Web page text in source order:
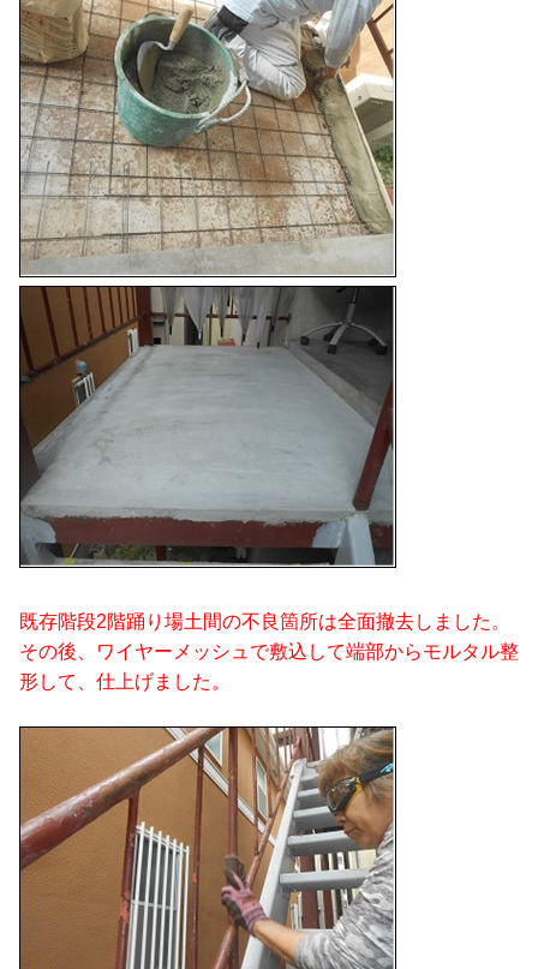
既存階段2階踊り場土間の不良箇所は全面撤去しました。
その後、ワイヤーメッシュで敷込して端部からモルタル整
形して、仕上げました。